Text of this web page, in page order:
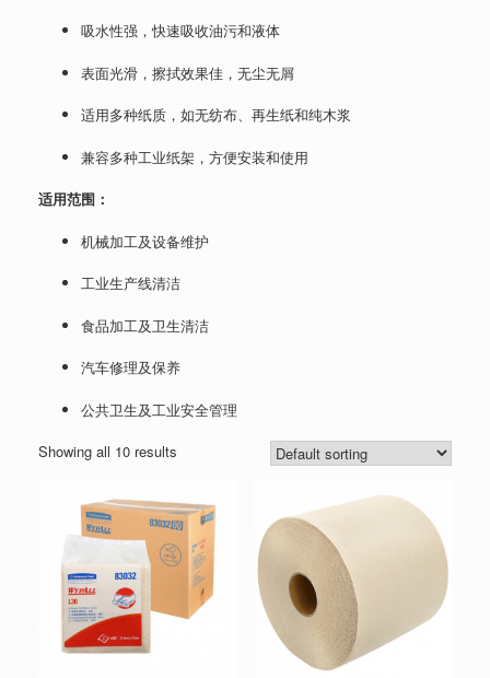
吸水性强，快速吸收油污和液体
表面光滑，擦拭效果佳，无尘无屑
适用多种纸质，如无纺布、再生纸和纯木浆
兼容多种工业纸架，方便安装和使用
适用范围：
机械加工及设备维护
工业生产线清洁
食品加工及卫生清洁
汽车修理及保养
公共卫生及工业安全管理
Showing all 10 results